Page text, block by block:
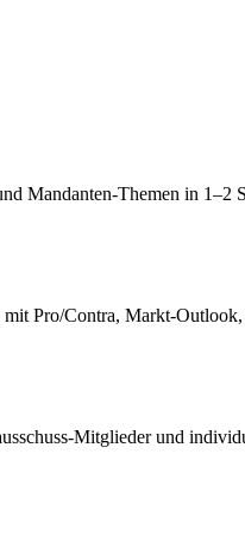
Mandanten-Themen in
Pro/Contra, Markt-
Mitglieder und